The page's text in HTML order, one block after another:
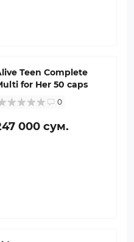
Teen Complete
for Her 50 caps
0
000 сум.